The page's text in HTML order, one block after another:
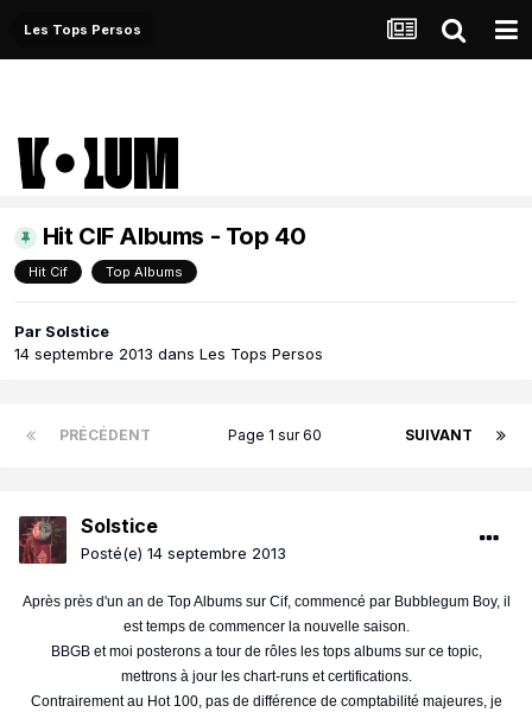
Les Tops Persos
Hit CIF Albums - Top 40
Hit Cif Top Albums
Par Solstice
14 septembre 2013 dans Les Tops Persos
PRÉCÉDENT SUIVANT
Page 1 sur 60
Solstice
Posté(e) 14 septembre 2013
Après près d'un an de Top Albums sur Cif, commencé par Bubblegum Boy, il
est temps de commencer la nouvelle saison.
BBGB et moi posterons a tour de rôles les tops albums sur ce topic,
mettrons à jour les chart-runs et certifications.
Contrairement au Hot 100, pas de différence de comptabilité majeures, je